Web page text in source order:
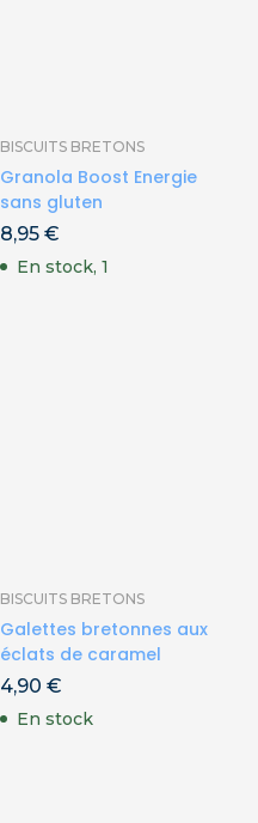
BISCUITS BRETONS
Granola Boost Energie
sans gluten
8,95 €
En stock, 1
BISCUITS BRETONS
Galettes bretonnes aux
éclats de caramel
4,90 €
En stock